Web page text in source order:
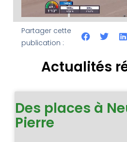
Partager cette
publication :
Actualités
Des places à
Pierre